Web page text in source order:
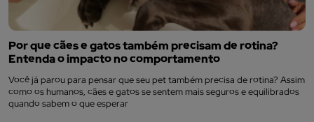
Por que cães e gatos também precisam de rotina?
Entenda o impacto no comportamento
Você já parou para pensar que seu pet também precisa de rotina? Assim
como os humanos, cães e gatos se sentem mais seguros e equilibrados
quando sabem o que esperar